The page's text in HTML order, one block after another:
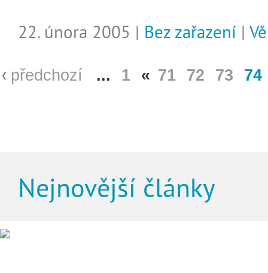
22. února 2005 | Bez zařazení |
předchozí ... 1 « 71 72 73 74
Nejnovější články